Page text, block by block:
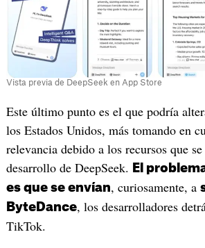
Vista previa de DeepSeek en App Store
Este último punto es el que podría
los Estados Unidos, más tomando en
relevancia debido a los recursos que
desarrollo de DeepSeek.
El
es que se envían, curiosamente, a
ByteDance, los desarrolladores
TikTok.